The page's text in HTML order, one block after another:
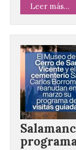
Leer más...